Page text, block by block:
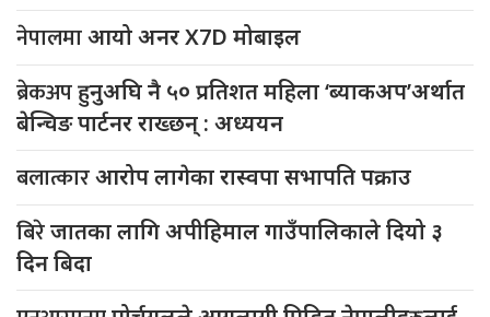
नेपालमाआयो अनर X7D मोबाइल
ब्रेकअपहुनुअघि नै ५० प्रतिशत महिला ‘ब्याकअप’अर्थात
बेन्चिङ पार्टनर राख्छन् : अध्ययन
बलात्कारआरोप लागेका रास्वपा सभापति पक्राउ
बिरेजातका लागि अपीहिमाल गाउँपालिकाले दियो ३
दिन बिदा